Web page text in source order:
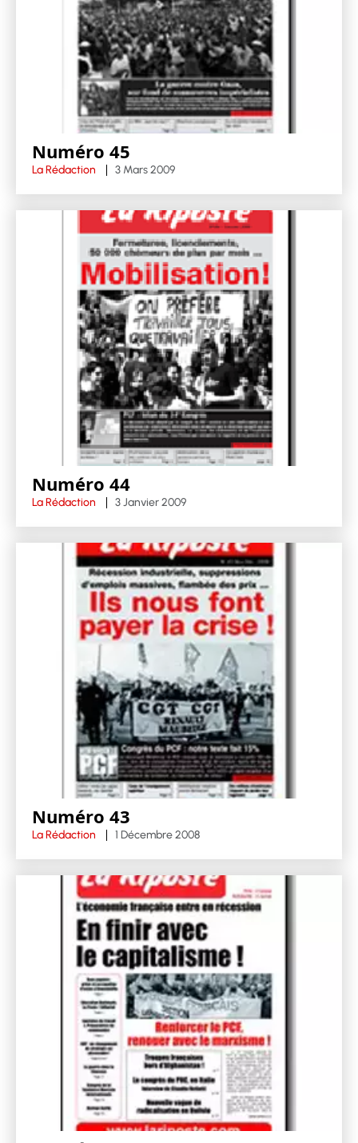
Numéro 45
La Rédaction 3 Mars 2009
Numéro 44
La Rédaction 3 Janvier 2009
Numéro 43
La Rédaction 1 Décembre 2008